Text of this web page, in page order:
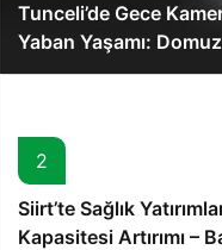
Tunceli’de Gece
Yaban Yaşamı:
Karede
2
Siirt’te Sağlık
Kapasitesi Artırımı –